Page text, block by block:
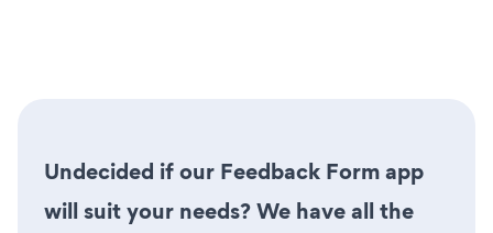
Undecided if our Feedback Form app
will suit your needs? We have all the